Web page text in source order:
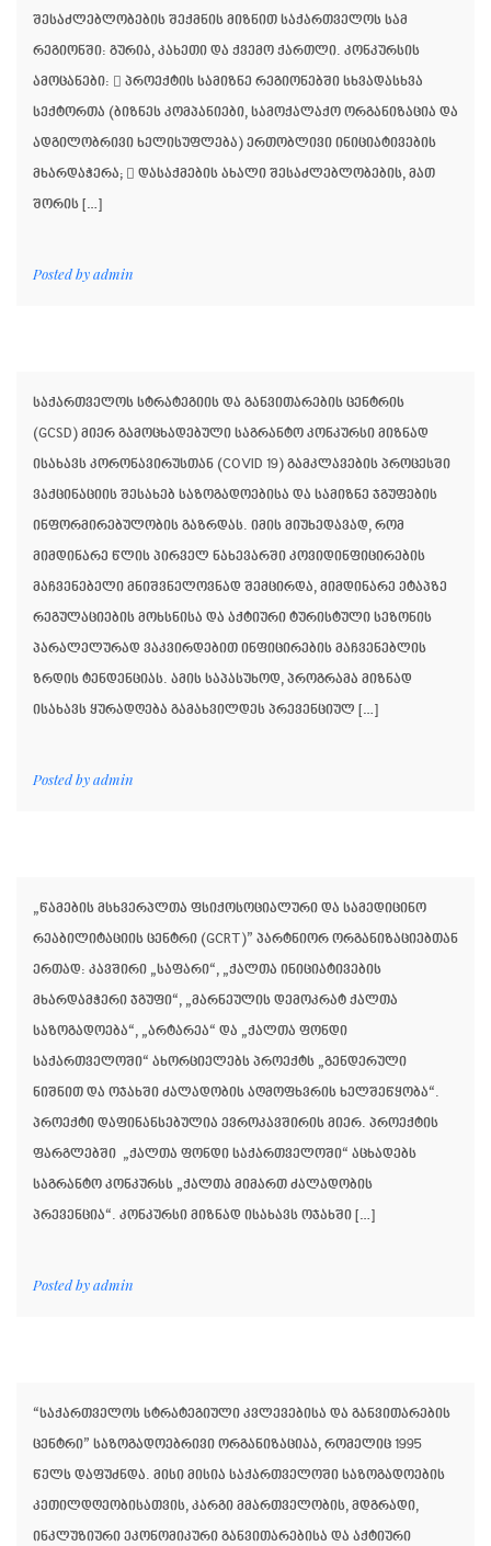
შესაძლებლობების შექმნის მიზნით საქართველოს სამ
რეგიონში: გურია, კახეთი და ქვემო ქართლი. კონკურსის
ამოცანები:  პროექტის სამიზნე რეგიონებში სხვადასხვა
სექტორთა (ბიზნეს კომპანიები, სამოქალაქო ორგანიზაცია და
ადგილობრივი ხელისუფლება) ერთობლივი ინიციატივების
მხარდაჭერა;  დასაქმების ახალი შესაძლებლობების, მათ
შორის […]
Posted byadmin
საქართველოს სტრატეგიის და განვითარების ცენტრის
(GCSD) მიერ გამოცხადებული საგრანტო კონკურსი მიზნად
ისახავს კორონავირუსთან (COVID 19) გამკლავების პროცესში
ვაქცინაციის შესახებ საზოგადოებისა და სამიზნე ჯგუფების
ინფორმირებულობის გაზრდას. იმის მიუხედავად, რომ
მიმდინარე წლის პირველ ნახევარში კოვიდინფიცირების
მაჩვენებელი მნიშვნელოვნად შემცირდა, მიმდინარე ეტაპზე
რეგულაციების მოხსნისა და აქტიური ტურისტული სეზონის
პარალელურად ვაკვირდებით ინფიცირების მაჩვენებლის
ზრდის ტენდენციას. ამის საპასუხოდ, პროგრამა მიზნად
ისახავს ყურადღება გამახვილდეს პრევენციულ […]
Posted byadmin
„წამების მსხვერპლთა ფსიქოსოციალური და სამედიცინო
რეაბილიტაციის ცენტრი (GCRT)” პარტნიორ ორგანიზაციებთან
ერთად: კავშირი „საფარი“, „ქალთა ინიციატივების
მხარდამჭერი ჯგუფი“, „მარნეულის დემოკრატ ქალთა
საზოგადოება“, „არტარეა“ და „ქალთა ფონდი
საქართველოში“ ახორციელებს პროექტს „გენდერული
ნიშნით და ოჯახში ძალადობის აღმოფხვრის ხელშეწყობა“.
პროექტი დაფინანსებულია ევროკავშირის მიერ. პროექტის
ფარგლებში „ქალთა ფონდი საქართველოში“ აცხადებს
საგრანტო კონკურსს „ქალთა მიმართ ძალადობის
პრევენცია“. კონკურსი მიზნად ისახავს ოჯახში […]
Posted byadmin
“საქართველოს სტრატეგიული კვლევებისა და განვითარების
ცენტრი” საზოგადოებრივი ორგანიზაციაა, რომელიც 1995
წელს დაფუძნდა. მისი მისია საქართველოში საზოგადოების
კეთილდღეობისათვის, კარგი მმართველობის, მდგრადი,
ინკლუზიური ეკონომიკური განვითარებისა და აქტიური